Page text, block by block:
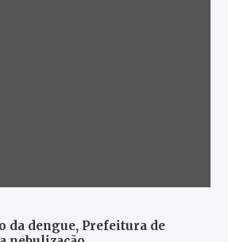
da dengue, Prefeitura de